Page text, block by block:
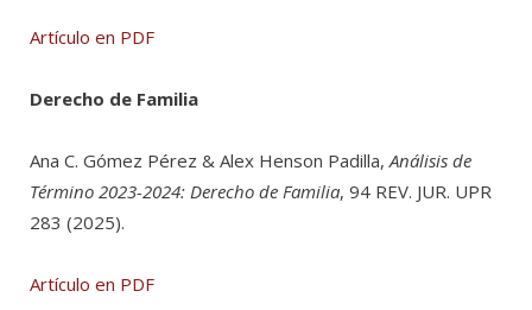
Artículo en PDF
Derecho de Familia
Ana C. Gómez Pérez & Alex Henson Padilla,Análisis de
Término 2023-2024: Derecho de Familia, 94 REV. JUR. UPR
283 (2025).
Artículo en PDF